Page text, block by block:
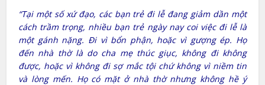
“Tại một số xứ đạo, các bạn trẻ đi lễ đang giảm dần một
cách trầm trọng, nhiều bạn trẻ ngày nay coi việc đi lễ là
một gánh nặng. Đi vì bổn phận, hoặc vì gượng ép. Họ
đến nhà thờ là do cha mẹ thúc giục, không đi không
được, hoặc vì không đi sợ mắc tội chứ không vì niềm tin
và lòng mến. Họ có mặt ở nhà thờ nhưng không hề ý